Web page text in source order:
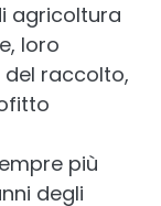
agricoltura
loro
raccolto,
più
degli